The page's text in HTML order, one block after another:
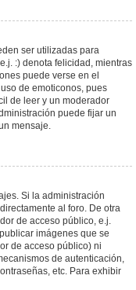
ser utilizadas para
:) denota felicidad, mientras
puede verse en el
de emoticonos, pues
de leer y un moderador
puede fijar un
mensaje.
Si la administración
al foro. De otra
de acceso público, e.j.
imágenes que se
de acceso público) ni
de autenticación,
etc. Para exhibir